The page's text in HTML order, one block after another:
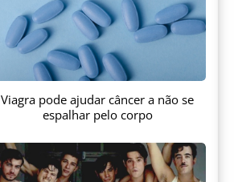
Viagra pode ajudar câncer a não se
espalhar pelo corpo